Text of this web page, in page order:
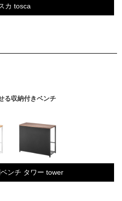
カ tosca
る収納付きベンチ
ンチ タワー tower